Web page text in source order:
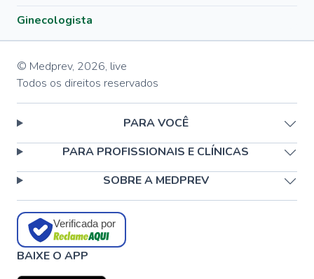
Ginecologista
© Medprev, 2026, live
Todos os direitos reservados
PARA VOCÊ
PARA PROFISSIONAIS E CLÍNICAS
SOBRE A MEDPREV
Verificada por
BAIXE O APP